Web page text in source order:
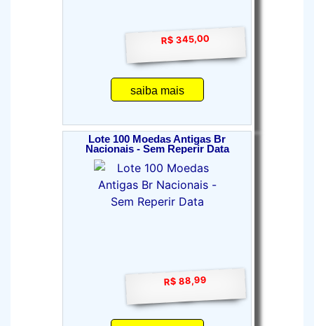
R$ 345,00
saiba mais
Lote 100 Moedas Antigas Br
Nacionais - Sem Reperir Data
R$ 88,99